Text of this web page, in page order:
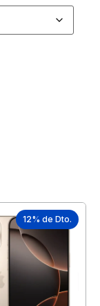
12% de Dto.